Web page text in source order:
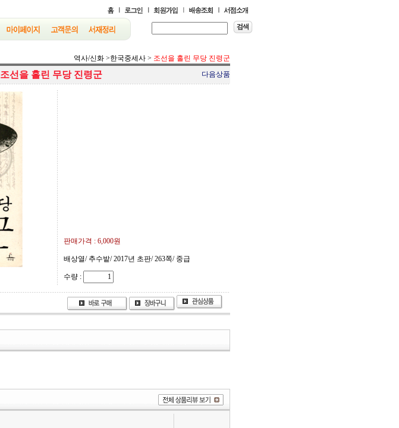
역사/신화 >한국중세사 > 조선을 홀린 무당 진령군
조선을 홀린 무당 진령군 다음상품
판매가격 : 6,000원
배상열/ 추수밭/ 2017년 초판/ 263쪽/ 중급
수량 :